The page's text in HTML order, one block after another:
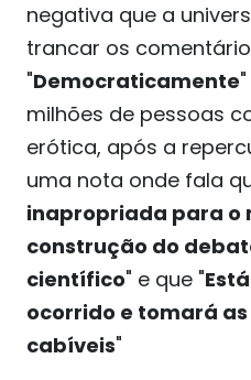
negativa que a
trancar os
"Democraticamente
milhões de pessoas
erótica, após a
uma nota onde fala
inapropriada para o
construção do
científico" e que "
ocorrido e tomará
cabíveis"